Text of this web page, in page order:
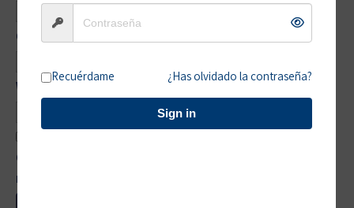
Correo electrónico
Web
Guarda mi nombre, correo electrónico y web en este
navegador para la próxima vez que comente.
Recuérdame ¿Has olvidado la contraseña?
Sign in